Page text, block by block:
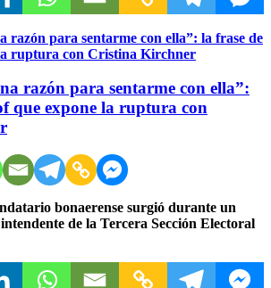
razón para sentarme con ella”:
que expone la ruptura con
bonaerense surgió durante un
de la Tercera Sección Electoral